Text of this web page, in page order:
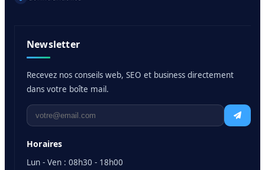
Newsletter
Recevez nos conseils web, SEO et business directement
dans votre boîte mail.
Horaires
Lun - Ven : 08h30 - 18h00